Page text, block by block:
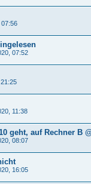
07:52
11:38
geht, auf Rechner B
08:07
16:05